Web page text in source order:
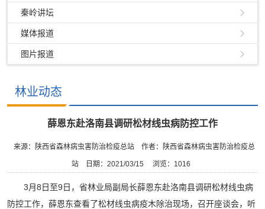
秦岭讲坛
媒体报道
图片报道
林业动态
薛恩东赴洛南县调研松材线虫病防控工作
来源：陕西省森林病虫害防治检疫总站 作者：陕西省森林病虫害防治检疫总
站 日期：2021/03/15 浏览： 1016
3月8日至9日，省林业局副局长薛恩东赴洛南县调研松材线虫病
防控工作，薛恩东查看了松材线虫病疫木除治现场，召开座谈会，听